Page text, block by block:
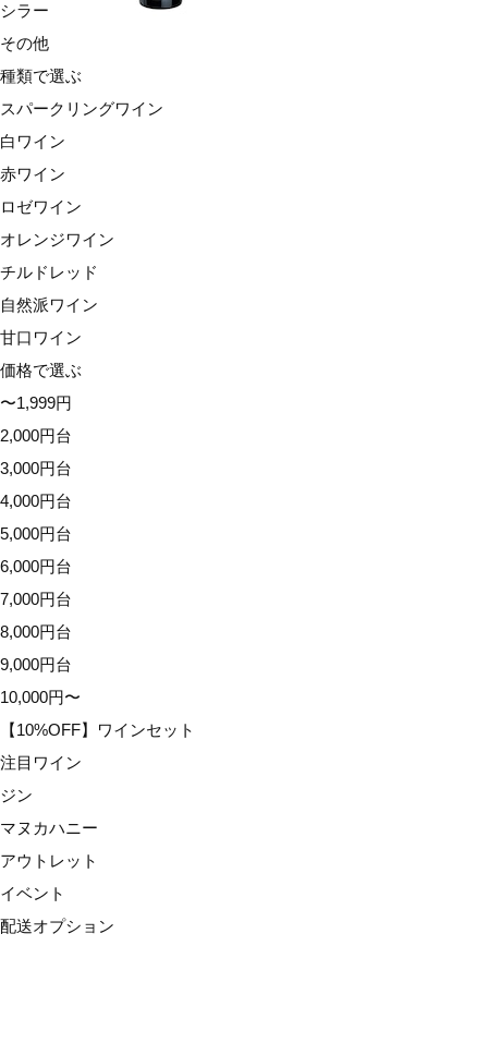
シラー
その他
種類で選ぶ
スパークリングワイン
白ワイン
赤ワイン
ロゼワイン
オレンジワイン
チルドレッド
自然派ワイン
甘口ワイン
価格で選ぶ
〜1,999円
2,000円台
3,000円台
4,000円台
5,000円台
6,000円台
7,000円台
8,000円台
9,000円台
10,000円〜
【10%OFF】ワインセット
注目ワイン
ジン
マヌカハニー
アウトレット
イベント
配送オプション